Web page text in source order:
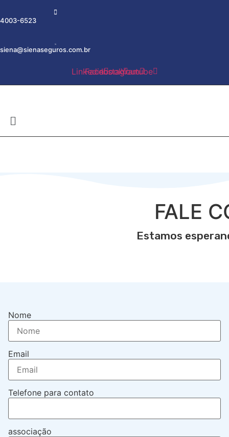
4003-6523
siena@sienaseguros.com.br
Linkedin
Facebook
Instagram
Youtube
FALE
Estamos
Nome
Email
Telefone para contato
associação